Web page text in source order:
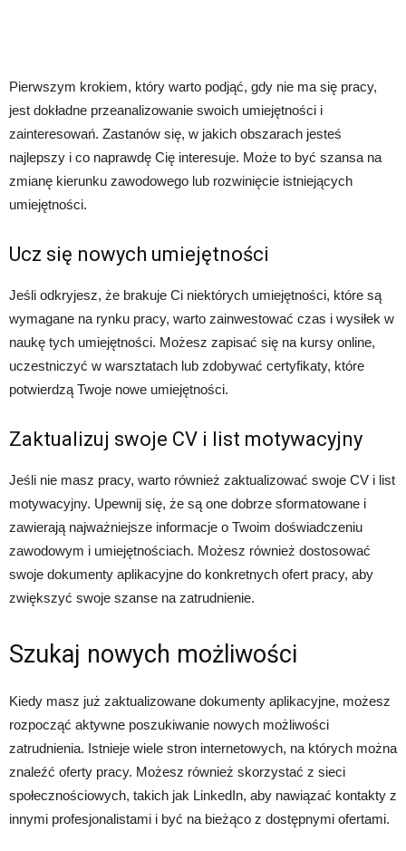
Pierwszym krokiem, który warto podjąć, gdy nie ma się pracy,
jest dokładne przeanalizowanie swoich umiejętności i
zainteresowań. Zastanów się, w jakich obszarach jesteś
najlepszy i co naprawdę Cię interesuje. Może to być szansa na
zmianę kierunku zawodowego lub rozwinięcie istniejących
umiejętności.
Ucz się nowych umiejętności
Jeśli odkryjesz, że brakuje Ci niektórych umiejętności, które są
wymagane na rynku pracy, warto zainwestować czas i wysiłek w
naukę tych umiejętności. Możesz zapisać się na kursy online,
uczestniczyć w warsztatach lub zdobywać certyfikaty, które
potwierdzą Twoje nowe umiejętności.
Zaktualizuj swoje CV i list motywacyjny
Jeśli nie masz pracy, warto również zaktualizować swoje CV i list
motywacyjny. Upewnij się, że są one dobrze sformatowane i
zawierają najważniejsze informacje o Twoim doświadczeniu
zawodowym i umiejętnościach. Możesz również dostosować
swoje dokumenty aplikacyjne do konkretnych ofert pracy, aby
zwiększyć swoje szanse na zatrudnienie.
Szukaj nowych możliwości
Kiedy masz już zaktualizowane dokumenty aplikacyjne, możesz
rozpocząć aktywne poszukiwanie nowych możliwości
zatrudnienia. Istnieje wiele stron internetowych, na których można
znaleźć oferty pracy. Możesz również skorzystać z sieci
społecznościowych, takich jak LinkedIn, aby nawiązać kontakty z
innymi profesjonalistami i być na bieżąco z dostępnymi ofertami.